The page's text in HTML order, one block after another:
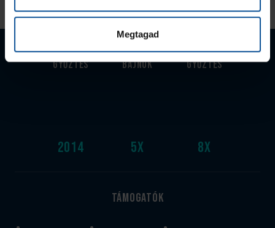
Megtagad
EHF-Kupa
győztes
2014
Magyar
bajnok
5x
Magyar kupa-
győztes
8x
Támogatók